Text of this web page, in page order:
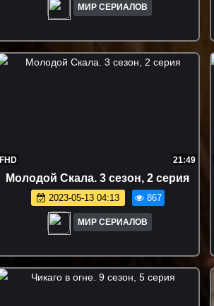
МИР СЕРИАЛОВ
FHD 21:49
Moлoдoй Cкaлa. 3 сезон, 2 серия
2023-05-13 04:13 867
МИР СЕРИАЛОВ